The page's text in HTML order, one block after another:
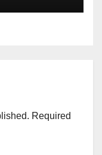
Required